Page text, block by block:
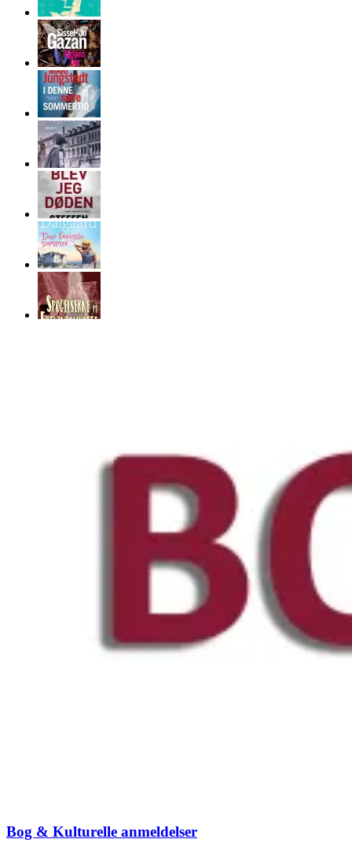
Bog & Kulturelle anmeldelser